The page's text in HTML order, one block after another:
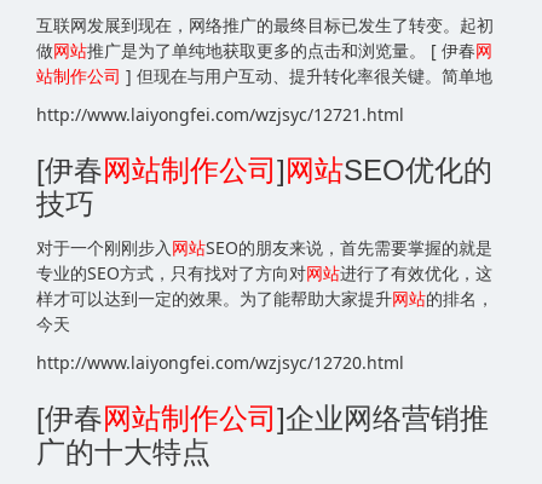
互联网发展到现在，网络推广的最终目标已发生了转变。起初
做网站推广是为了单纯地获取更多的点击和浏览量。 [ 伊春网
站制作公司 ] 但现在与用户互动、提升转化率很关键。简单地
http://www.laiyongfei.com/wzjsyc/12721.html
[伊春网站制作公司] 网站SEO优化的
技巧
对于一个刚刚步入网站SEO的朋友来说，首先需要掌握的就是
专业的SEO方式，只有找对了方向对网站进行了有效优化，这
样才可以达到一定的效果。为了能帮助大家提升网站的排名，
今天
http://www.laiyongfei.com/wzjsyc/12720.html
[伊春网站制作公司]企业网络营销推
广的十大特点